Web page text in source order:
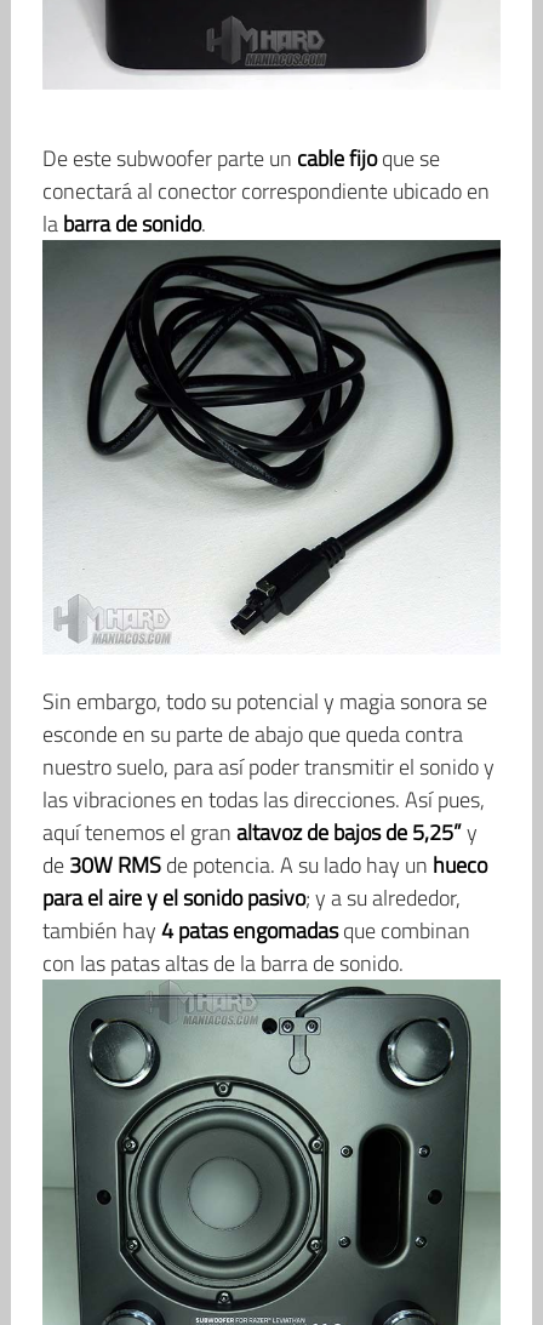
De este subwoofer parte un cable fijoque se
conectará al conector correspondiente ubicado en
labarra de sonido.
Sin embargo, todo su potencial y magia sonora se
esconde en su parte de abajo que queda contra
nuestro suelo, para así poder transmitir el sonido y
las vibraciones en todas las direcciones. Así pues,
aquí tenemos el granaltavoz de bajos de 5,25”y
de30W RMSde potencia. A su lado hay un hueco
para el aire y el sonido pasivo; y a su alrededor,
también hay4 patas engomadasque combinan
con las patas altas de la barra de sonido.